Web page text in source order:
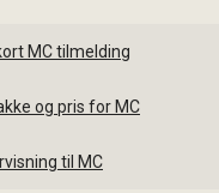
MC tilmelding
og pris for MC
til MC